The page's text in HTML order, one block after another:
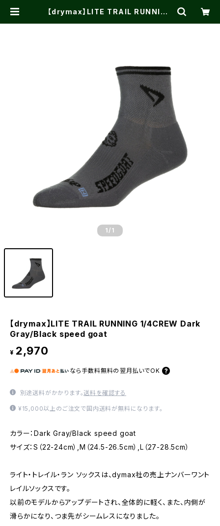
【drymax】LITE TRAIL RUNNING
1 /1
【drymax】LITE TRAIL RUNNING 1/4CREW Dark
Gray/Black speed goat
¥ 2,970
なら 手数料無料の 翌月払いでOK
別途送料がかかります。送料を確認する
¥15,000以上のご注文で国内送料が無料になります。
カラー：Dark Gray/Black speed goat
サイズ：S（22-24cm）,M（24.5-26.5cm）,L（27-28.5cm）
ライト・トレイル・ラン ソックスは、dymax社の売上ナンバーワント
レイルソックスです。
以前のモデルからアップデートされ、全体的に軽く、また、内側が
滑らかになり、つま先がシームレスになりました。